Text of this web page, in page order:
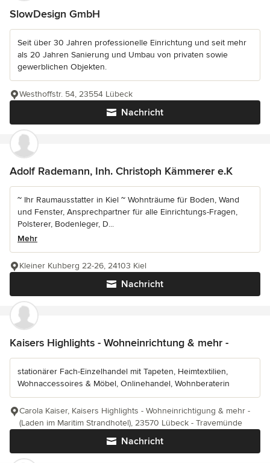
SlowDesign GmbH
Seit über 30 Jahren professionelle Einrichtung und seit mehr
als 20 Jahren Sanierung und Umbau von privaten sowie
gewerblichen Objekten.
Nachricht
Westhoffstr. 54, 23554 Lübeck
Adolf Rademann, Inh. Christoph Kämmerer e.K
~ Ihr Raumausstatter in Kiel ~ Wohnträume für Boden, Wand
und Fenster, Ansprechpartner für alle Einrichtungs-Fragen,
Polsterer, Bodenleger, D...
Mehr
Nachricht
Kleiner Kuhberg 22-26, 24103 Kiel
Kaisers Highlights - Wohneinrichtung & mehr -
stationärer Fach-Einzelhandel mit Tapeten, Heimtextilien,
Wohnaccessoires & Möbel, Onlinehandel, Wohnberaterin
Nachricht
Carola Kaiser, Kaisers Highlights - Wohneinrichtigung & mehr -
(Laden im Maritim Strandhotel), 23570 Lübeck - Travemünde